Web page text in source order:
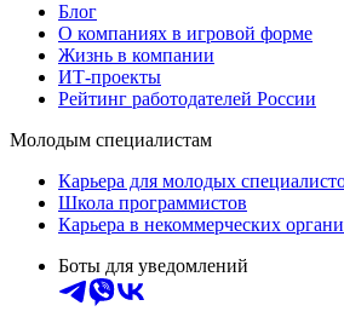
Блог
О компаниях в игровой форме
Жизнь в компании
ИТ-проекты
Рейтинг работодателей России
Молодым специалистам
Карьера для молодых
Школа программистов
Карьера в некоммерческих
Боты для уведомлений